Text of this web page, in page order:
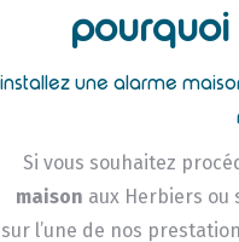
pourquoi
installez une alarme
Si vous souhaitez
maison aux Herbiers ou
sur l’une de nos